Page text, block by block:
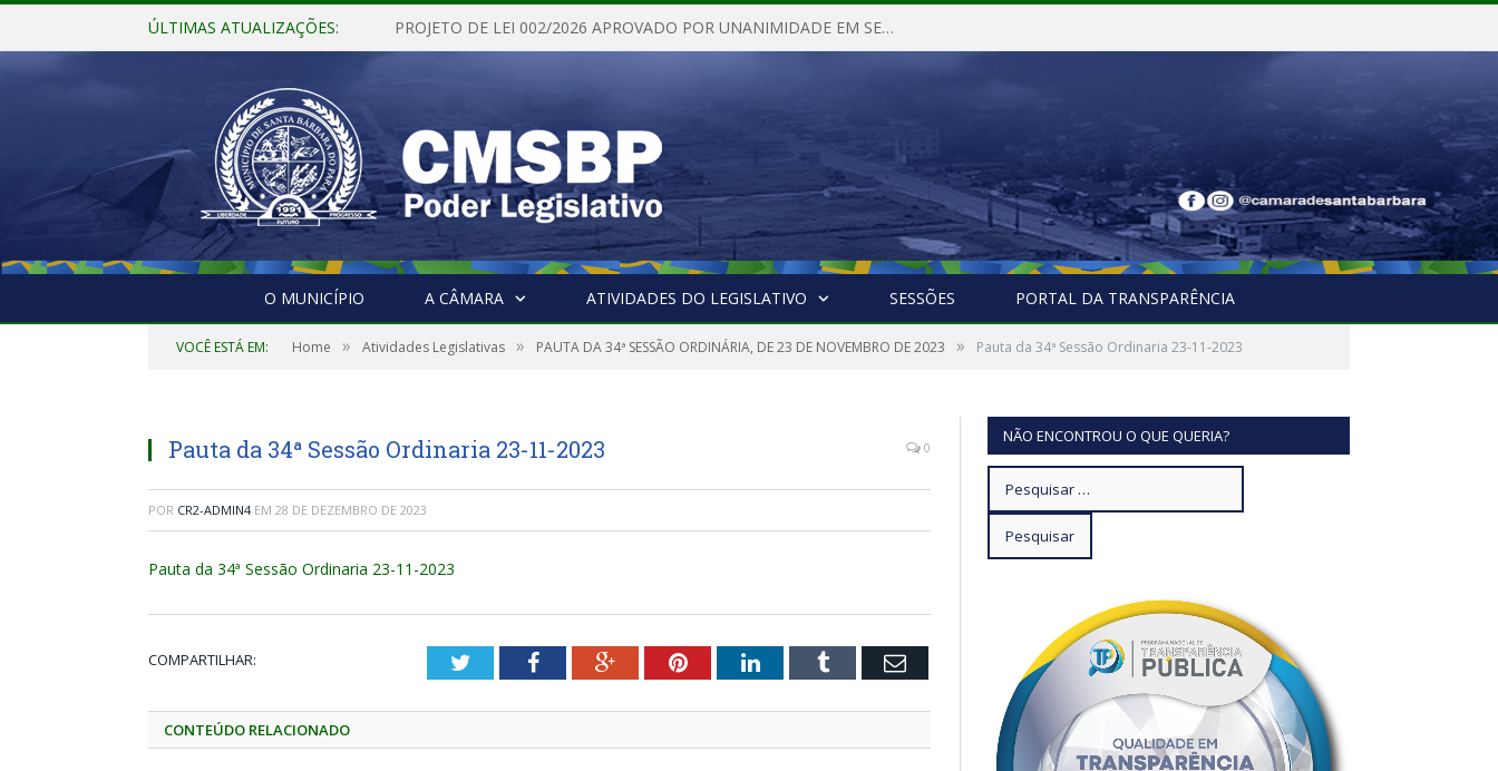
ÚLTIMAS ATUALIZAÇÕES: PROJETO DE LEI 002/2026 APROVADO POR UNANIMIDADE EM SESSÃO ORDINÁRIA NESTA QUINTA – FEIRA 28 DE MAIO DE 2026
O MUNICÍPIO A CÂMARA ATIVIDADES DO LEGISLATIVO SESSÕES PORTAL DA TRANSPARÊNCIA
VOCÊ ESTÁ EM: Home » Atividades Legislativas » PAUTA DA 34ª SESSÃO ORDINÁRIA, DE 23 DE NOVEMBRO DE 2023 » Pauta da 34ª Sessão Ordinaria 23-11-2023
Pauta da 34ª Sessão Ordinaria 23-11-2023 0
POR CR2-ADMIN4 EM 28 DE DEZEMBRO DE 2023
Pauta da 34ª Sessão Ordinaria 23-11-2023
COMPARTILHAR: TwitterFacebookGoogle+PinterestLinkedInTumblr Email
CONTEÚDO RELACIONADO
NÃO ENCONTROU O QUE QUERIA?